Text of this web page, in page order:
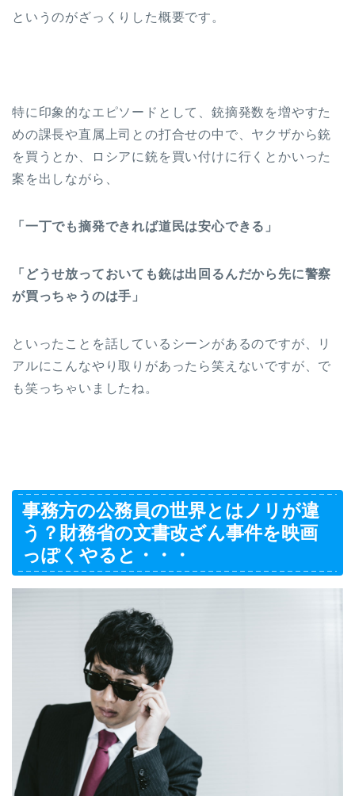
というのがざっくりした概要です。
特に印象的なエピソードとして、銃摘発数を増やすた
めの課長や直属上司との打合せの中で、ヤクザから銃
を買うとか、ロシアに銃を買い付けに行くとかいった
案を出しながら、
「一丁でも摘発できれば道民は安心できる」
「どうせ放っておいても銃は出回るんだから先に警察
が買っちゃうのは手」
といったことを話しているシーンがあるのですが、リ
アルにこんなやり取りがあったら笑えないですが、で
も笑っちゃいましたね。
事務方の公務員の世界とはノリが違
う？財務省の文書改ざん事件を映画
っぽくやると・・・